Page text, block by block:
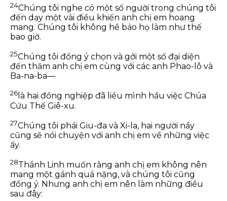
24Chúng tôi nghe có một số người trong chúng tôi
đến dạy một vài điều khiến anh chị em hoang
mang. Chúng tôi không hề bảo họ làm như thế
bao giờ.
25Chúng tôi đồng ý chọn và gởi một số đại diện
đến thăm anh chị em cùng với các anh Phao-lô và
Ba-na-ba—
26 là hai đồng nghiệp đã liều mình hầu việc Chúa
Cứu Thế Giê-xu.
27Chúng tôi phái Giu-đa và Xi-la, hai người nầy
cũng sẽ nói chuyện với anh chị em về những việc
ấy.
28Thánh Linh muốn rằng anh chị em không nên
mang một gánh quá nặng, và chúng tôi cũng
đồng ý. Nhưng anh chị em nên làm những điều
sau đây: